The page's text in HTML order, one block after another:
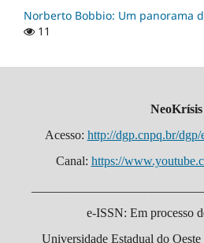
Norberto Bobbio: Um panorama
11
NeoKrísis
Acesso: http://dgp.cnpq.br/
Canal: https://
e-ISSN: Em processo
Universidade Estadual do